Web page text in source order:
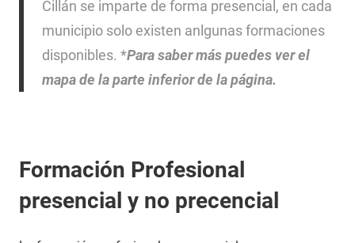
Cillán se imparte de forma presencial, en cada
municipio solo existen anlgunas formaciones
disponibles. *Para saber más puedes ver el
mapa de la parte inferior de la página.
Formación Profesional
presencial y no precencial